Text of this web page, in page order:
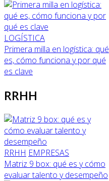
LOGÍSTICA
Primera milla en logística: qué
es, cómo funciona y por qué
es clave
RRHH
RRHH EMPRESAS
Matriz 9 box: qué es y cómo
evaluar talento y desempeño